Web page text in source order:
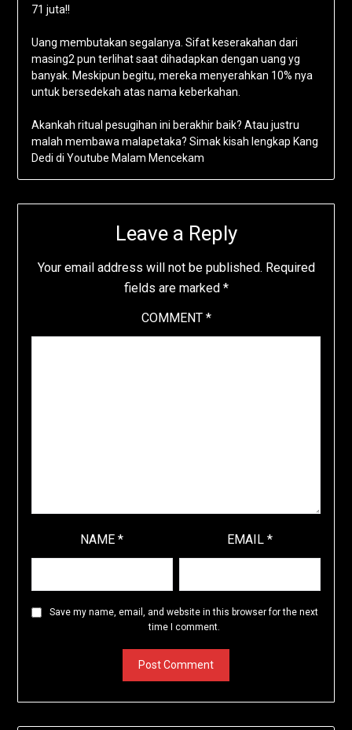
71 juta!!
Uang membutakan segalanya. Sifat keserakahan dari
masing2 pun terlihat saat dihadapkan dengan uang yg
banyak. Meskipun begitu, mereka menyerahkan 10% nya
untuk bersedekah atas nama keberkahan.
Akankah ritual pesugihan ini berakhir baik? Atau justru
malah membawa malapetaka? Simak kisah lengkap Kang
Dedi di Youtube Malam Mencekam
Leave a Reply
Your email address will not be published. Required
fields are marked *
COMMENT *
NAME* EMAIL*
Save my name, email, and website in this browser for the next
time I comment.